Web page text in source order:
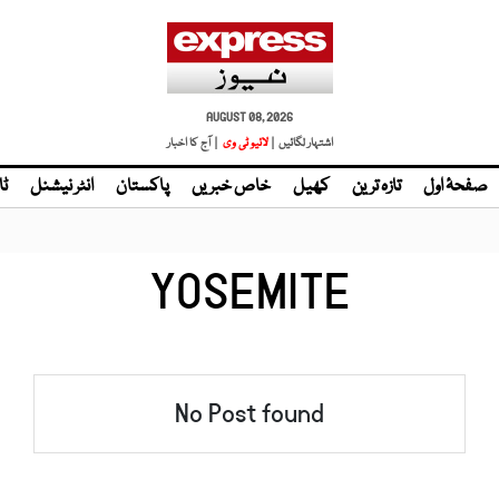
AUGUST 08, 2026
اشتہار لگائیں | لائیو ٹی وی | آج کا اخبار
صفحۂ اول تازہ ترین کھیل خاص خبریں پاکستان انٹر نیشنل
YOSEMITE
No Post found